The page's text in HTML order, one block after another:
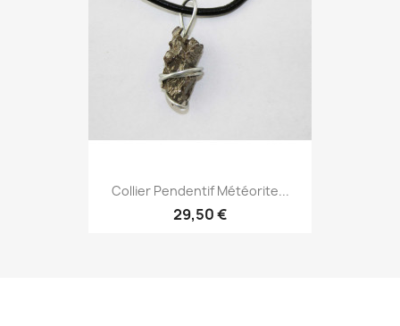
Collier Pendentif Météorite...
29,50 €